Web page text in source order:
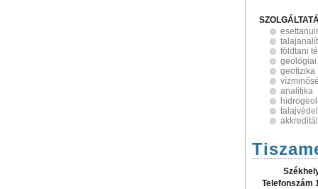
földtani
geológiai
geofizika
analitika
Telefonszám